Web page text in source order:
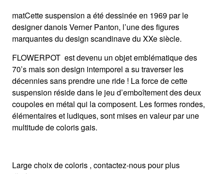
matCette suspension a été dessinée en 1969 par le
designer danois Verner Panton, l’une des figures
marquantes du design scandinave du XXe siècle.
FLOWERPOT est devenu un objet emblématique des
70’s mais son design intemporel a su traverser les
décennies sans prendre une ride ! La force de cette
suspension réside dans le jeu d’emboîtement des deux
coupoles en métal qui la composent. Les formes rondes,
élémentaires et ludiques, sont mises en valeur par une
multitude de coloris gais.
Large choix de coloris , contactez-nous pour plus